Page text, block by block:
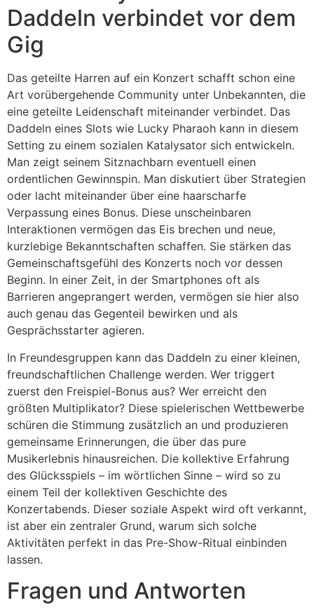
Daddeln verbindet vor dem
Gig
Das geteilte Harren auf ein Konzert schafft schon eine
Art vorübergehende Community unter Unbekannten, die
eine geteilte Leidenschaft miteinander verbindet. Das
Daddeln eines Slots wie Lucky Pharaoh kann in diesem
Setting zu einem sozialen Katalysator sich entwickeln.
Man zeigt seinem Sitznachbarn eventuell einen
ordentlichen Gewinnspin. Man diskutiert über Strategien
oder lacht miteinander über eine haarscharfe
Verpassung eines Bonus. Diese unscheinbaren
Interaktionen vermögen das Eis brechen und neue,
kurzlebige Bekanntschaften schaffen. Sie stärken das
Gemeinschaftsgefühl des Konzerts noch vor dessen
Beginn. In einer Zeit, in der Smartphones oft als
Barrieren angeprangert werden, vermögen sie hier also
auch genau das Gegenteil bewirken und als
Gesprächsstarter agieren.
In Freundesgruppen kann das Daddeln zu einer kleinen,
freundschaftlichen Challenge werden. Wer triggert
zuerst den Freispiel-Bonus aus? Wer erreicht den
größten Multiplikator? Diese spielerischen Wettbewerbe
schüren die Stimmung zusätzlich an und produzieren
gemeinsame Erinnerungen, die über das pure
Musikerlebnis hinausreichen. Die kollektive Erfahrung
des Glücksspiels – im wörtlichen Sinne – wird so zu
einem Teil der kollektiven Geschichte des
Konzertabends. Dieser soziale Aspekt wird oft verkannt,
ist aber ein zentraler Grund, warum sich solche
Aktivitäten perfekt in das Pre-Show-Ritual einbinden
lassen.
Fragen und Antworten